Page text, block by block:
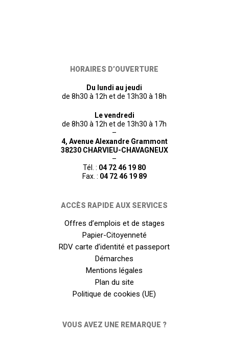
HORAIRES D’OUVERTURE
Du lundi au jeudi
de 8h30 à 12h et de 13h30 à 18h
Le vendredi
de 8h30 à 12h et de 13h30 à 17h
–
4, Avenue Alexandre Grammont
38230 CHARVIEU-CHAVAGNEUX
–
Tél. : 04 72 46 19 80
Fax. : 04 72 46 19 89
ACCÈS RAPIDE AUX SERVICES
Offres d’emplois et de stages
Papier-Citoyenneté
RDV carte d’identité et passeport
Démarches
Mentions légales
Plan du site
Politique de cookies (UE)
VOUS AVEZ UNE REMARQUE ?